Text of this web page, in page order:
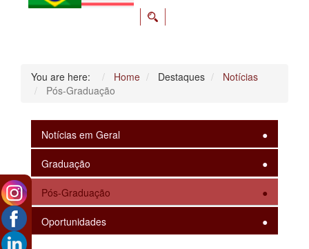
You are here: Home Destaques
Notícias
Pós-Graduação
Notícias em Geral
Graduação
Pós-Graduação
Oportunidades